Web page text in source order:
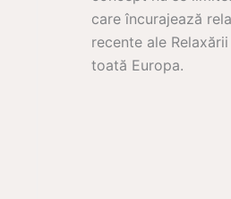
care încurajează
recente ale
toată Europa.